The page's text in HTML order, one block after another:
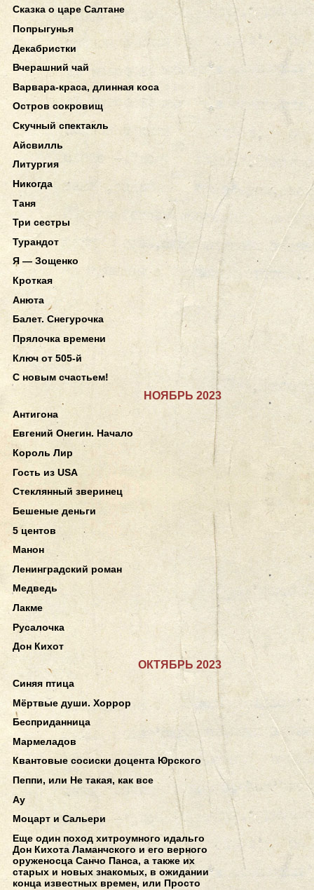
Сказка о царе Салтане
Попрыгунья
Декабристки
Вчерашний чай
Варвара-краса, длинная коса
Остров сокровищ
Скучный спектакль
Айсвилль
Литургия
Никогда
Таня
Три сестры
Турандот
Я — Зощенко
Кроткая
Анюта
Балет. Снегурочка
Прялочка времени
Ключ от 505-й
С новым счастьем!
НОЯБРЬ 2023
Антигона
Евгений Онегин. Начало
Король Лир
Гость из USA
Стеклянный зверинец
Бешеные деньги
5 центов
Манон
Ленинградский роман
Медведь
Лакме
Русалочка
Дон Кихот
ОКТЯБРЬ 2023
Синяя птица
Мёртвые души. Хоррор
Бесприданница
Мармеладов
Квантовые сосиски доцента Юрского
Пеппи, или Не такая, как все
Ау
Моцарт и Сальери
Еще один поход хитроумного идальго
Дон Кихота Ламанчского и его верного
оруженосца Санчо Панса, а также их
старых и новых знакомых, в ожидании
конца известных времен, или Просто